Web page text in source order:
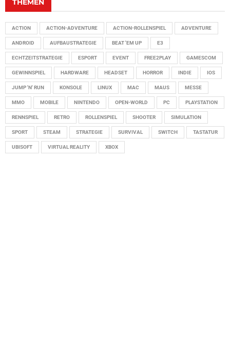
THEMEN
ACTION ACTION-ADVENTURE ACTION-ROLLENSPIEL ADVENTURE
ANDROID AUFBAUSTRATEGIE BEAT 'EM UP E3
ECHTZEITSTRATEGIE ESPORT EVENT FREE2PLAY GAMESCOM
GEWINNSPIEL HARDWARE HEADSET HORROR INDIE IOS
JUMP 'N' RUN KONSOLE LINUX MAC MAUS MESSE
MMO MOBILE NINTENDO OPEN-WORLD PC PLAYSTATION
RENNSPIEL RETRO ROLLENSPIEL SHOOTER SIMULATION
SPORT STEAM STRATEGIE SURVIVAL SWITCH TASTATUR
UBISOFT VIRTUAL REALITY XBOX